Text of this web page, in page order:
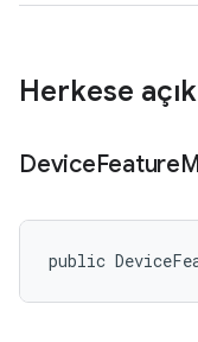
Herkese
DeviceFeature
public